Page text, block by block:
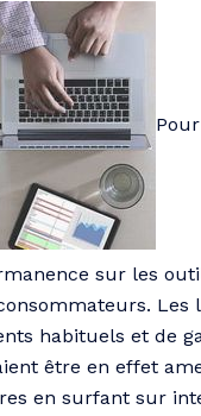
sur les
habituels et de
être en effet
en surfant sur